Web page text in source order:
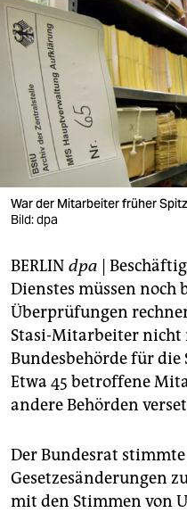
berlin
nord
wahrheit
verlag
verlag
veranstaltungen
fragen & hilfe
unterstützen
abo
genossenschaft
epaper login
War der Mitarbeiter früher
Bild: dpa
BERLIN dpa |
Dienstes müssen noch
Überprüfungen
Stasi-Mitarbeiter nicht
Bundesbehörde für
Etwa 45 betroffene
andere Behörden
Der Bundesrat
Gesetzesänderungen
mit den Stimmen von